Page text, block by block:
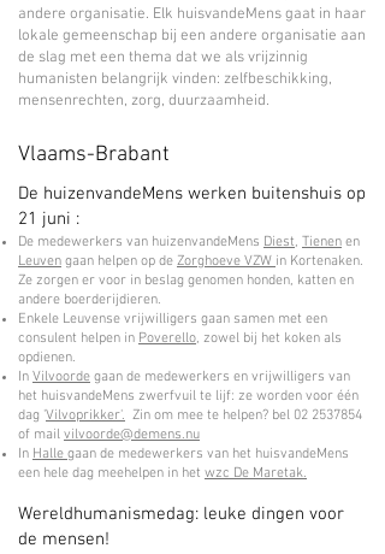
andere organisatie. Elk huisvandeMens gaat in haar
lokale gemeenschap bij een andere organisatie aan
de slag met een thema dat we als vrijzinnig
humanisten belangrijk vinden: zelfbeschikking,
mensenrechten, zorg, duurzaamheid.
Vlaams-Brabant
De huizenvandeMens werken buitenshuis op
21 juni :
De medewerkers van huizenvandeMens Diest, Tienen en
Leuven gaan helpen op de Zorghoeve VZW in Kortenaken.
Ze zorgen er voor in beslag genomen honden, katten en
andere boerderijdieren.
Enkele Leuvense vrijwilligers gaan samen met een
consulent helpen in Poverello, zowel bij het koken als
opdienen.
In Vilvoorde gaan de medewerkers en vrijwilligers van
het huisvandeMens zwerfvuil te lijf: ze worden voor één
dag 'Vilvoprikker'. Zin om mee te helpen? bel 02 2537854
of mail vilvoorde@demens.nu
In Halle gaan de medewerkers van het huisvandeMens
een hele dag meehelpen in het wzc De Maretak.
Wereldhumanismedag: leuke dingen voor
de mensen!